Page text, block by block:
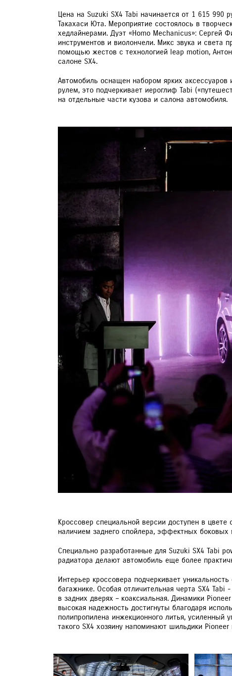
Цена на Suzuki SX4 Tabi начинается от 1 615
Такахаси Юта. Мероприятие состоялось в
хедлайнерами. Дуэт «Homo Mechanicus»: Сергей
инструментов и виолончели. Микс звука и
помощью жестов с технологией leap motion,
салоне SX4.
Автомобиль оснащен набором ярких
рулем, это подчеркивает иероглиф Tabi
на отдельные части кузова и салона автомобиля.
Кроссовер специальной версии доступен в цвете
наличием заднего спойлера, эффектных боковых
Специально разработанные для Suzuki SX4 Tabi
радиатора делают автомобиль еще более
Интерьер кроссовера подчеркивает
багажнике. Особая отличительная черта SX4
в задних дверях – коаксиальная. Динамики
высокая надежность достигнуты благодаря
полипропилена инжекционного литья,
такого SX4 хозяину напоминают шильдики